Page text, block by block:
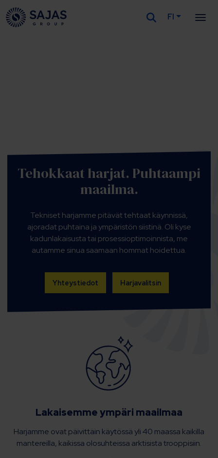
Siirry sisältöön
FI
Tehokkaat harjat. Puhtaampi
maailma.
Tekniset harjamme pitävät tehtaat käynnissä,
ajoradat puhtaina ja ympäristön siistinä. Oli kyse
kadunlakaisusta tai prosessioptimoinnista, me
autamme sinua saamaan hommat hoidettua.
Yhteystiedot Harjavalitsin
Lakaisemme ympäri maailmaa
Harjamme ovat päivittäin käytössä yli 40 maassa kaikilla
mantereilla, kaikissa olosuhteissa arktisista trooppisiin.